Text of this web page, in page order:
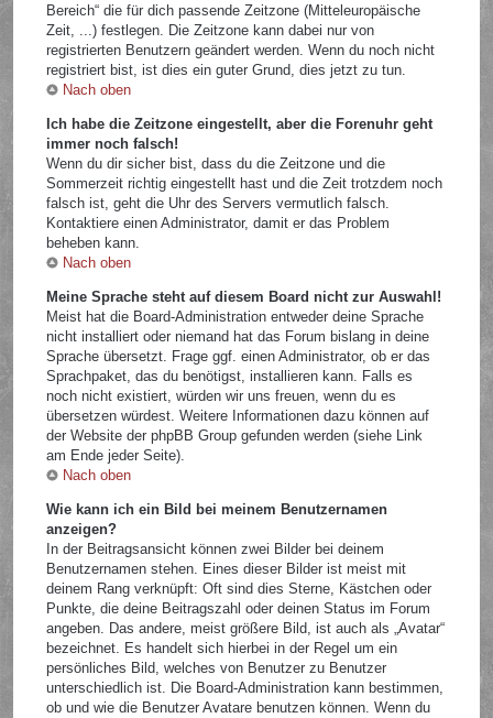
Bereich“ die für dich passende Zeitzone (Mitteleuropäische
Zeit, ...) festlegen. Die Zeitzone kann dabei nur von
registrierten Benutzern geändert werden. Wenn du noch nicht
registriert bist, ist dies ein guter Grund, dies jetzt zu tun.
Nach oben
Ich habe die Zeitzone eingestellt, aber die Forenuhr geht
immer noch falsch!
Wenn du dir sicher bist, dass du die Zeitzone und die
Sommerzeit richtig eingestellt hast und die Zeit trotzdem noch
falsch ist, geht die Uhr des Servers vermutlich falsch.
Kontaktiere einen Administrator, damit er das Problem
beheben kann.
Nach oben
Meine Sprache steht auf diesem Board nicht zur Auswahl!
Meist hat die Board-Administration entweder deine Sprache
nicht installiert oder niemand hat das Forum bislang in deine
Sprache übersetzt. Frage ggf. einen Administrator, ob er das
Sprachpaket, das du benötigst, installieren kann. Falls es
noch nicht existiert, würden wir uns freuen, wenn du es
übersetzen würdest. Weitere Informationen dazu können auf
der Website der phpBB Group gefunden werden (siehe Link
am Ende jeder Seite).
Nach oben
Wie kann ich ein Bild bei meinem Benutzernamen
anzeigen?
In der Beitragsansicht können zwei Bilder bei deinem
Benutzernamen stehen. Eines dieser Bilder ist meist mit
deinem Rang verknüpft: Oft sind dies Sterne, Kästchen oder
Punkte, die deine Beitragszahl oder deinen Status im Forum
angeben. Das andere, meist größere Bild, ist auch als „Avatar“
bezeichnet. Es handelt sich hierbei in der Regel um ein
persönliches Bild, welches von Benutzer zu Benutzer
unterschiedlich ist. Die Board-Administration kann bestimmen,
ob und wie die Benutzer Avatare benutzen können. Wenn du